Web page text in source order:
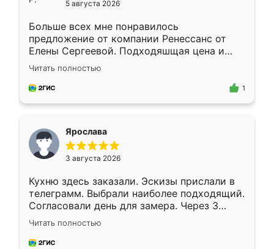
5 августа 2026
Больше всех мне понравилось
предложение от компании Ренессанс от
Елены Сергеевой. Подходяшщая цена и
короткие сроки изготовления. Приехавший
для замера сотрудник Владислав
предложил по моему эскизу самый
Читать полностью
1
Ярослава
3 августа 2026
Кухню здесь заказали. Эскизы прислали в
телеграмм. Выбрали наиболее подходящий.
Согласовали день для замера. Через 3
недели кухня была уже готова. Остались
довольны работой. Спасибо Ренессанс
мебель за качественную работу!
Читать полностью